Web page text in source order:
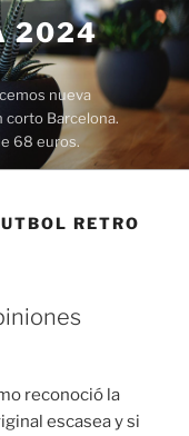
2024
nueva
corto Barcelona.
68 euros.
RETRO
reconoció la
escasea y si